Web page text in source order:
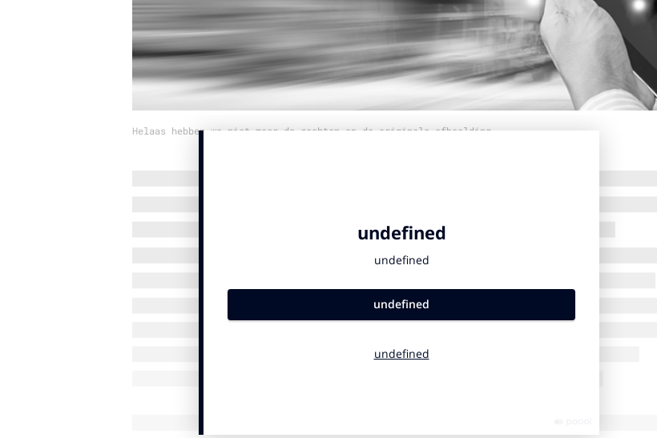
Helaas hebben we niet meer de rechten op de originele afbeelding